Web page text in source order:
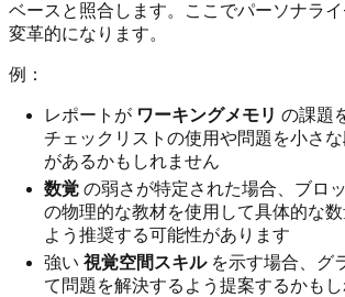
ベースと照合します。ここでパーソナラ
変革的になります。
例：
レポートが ワーキングメモリ の課題
チェックリストの使用や問題を小さ
があるかもしれません
数覚 の弱さが特定された場合、ブロ
の物理的な教材を使用して具体的な
よう推奨する可能性があります
強い 視覚空間スキルを示す場合、グ
て問題を解決するよう提案するかも